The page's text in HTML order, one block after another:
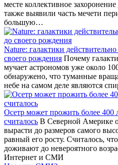
месте коллективное
также выявили часть мечети
большую…
Nature: галактики
своего рождения Почему
мучает астрономов уже около
обнаружено, что туманные
небе на самом деле являются
Осетр может прожить более
считалось В Северной Америке
вырасти до размеров самого
равный его росту. Считалось,
доживают до невероятного
Интернет и СМИ